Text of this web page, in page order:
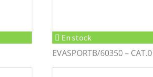
En stock
EVASPORTB/60350 – CAT.0